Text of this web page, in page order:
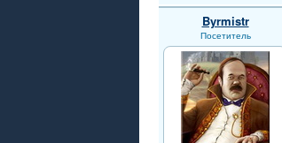
Byrmistr
Посетитель